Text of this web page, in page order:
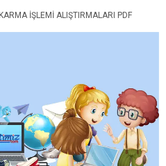
İŞLEMI ALIŞTIRMALARI PDF